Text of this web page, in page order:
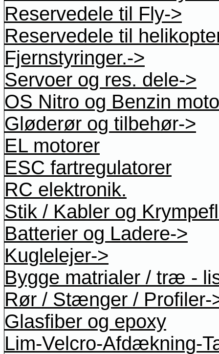
Reservedele til Fly->
Reservedele til
Fjernstyringer.->
Servoer og res. dele->
OS Nitro og Benzin
Gløderør og tilbehør->
EL motorer
ESC fartregulatorer
RC elektronik.
Stik / Kabler og
Batterier og Ladere->
Kuglelejer->
Bygge matrialer / træ -
Rør / Stænger / Profiler-
Glasfiber og epoxy
Lim-Velcro-Afdækning-